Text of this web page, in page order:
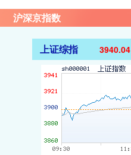
沪深京指数
上证综指 3940.04